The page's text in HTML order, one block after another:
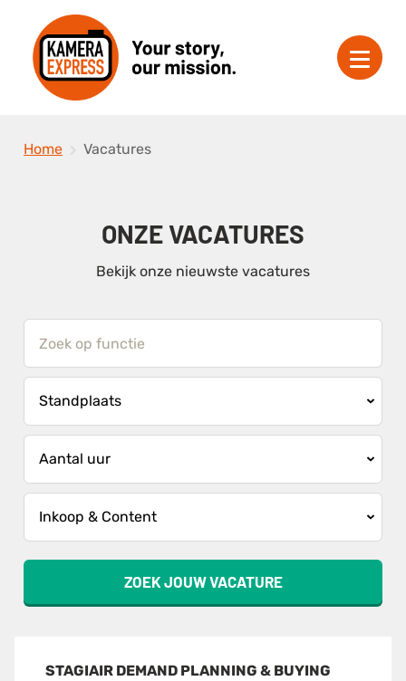
Home Vacatures
ONZE VACATURES
Bekijk onze nieuwste vacatures
ZOEK JOUW VACATURE
STAGIAIR DEMAND PLANNING & BUYING